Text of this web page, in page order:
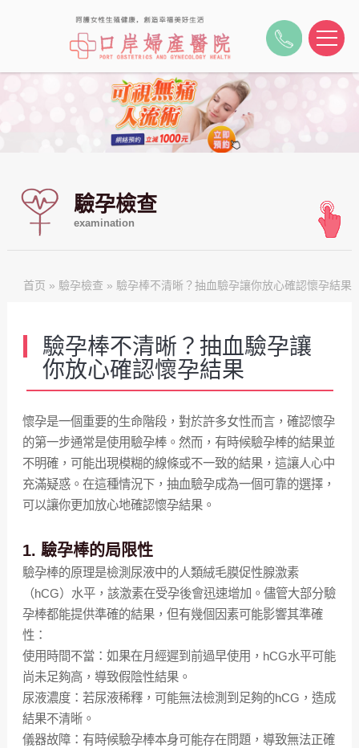
驗孕檢查
examination
首页 » 驗孕檢查 » 驗孕棒不清晰？抽血驗孕讓你放心確認懷孕結果
驗孕棒不清晰？抽血驗孕讓
你放心確認懷孕結果
懷孕是一個重要的生命階段，對於許多女性而言，確認懷孕
的第一步通常是使用驗孕棒。然而，有時候驗孕棒的結果並
不明確，可能出現模糊的線條或不一致的結果，這讓人心中
充滿疑惑。在這種情況下，抽血驗孕成為一個可靠的選擇，
可以讓你更加放心地確認懷孕結果。
1. 驗孕棒的局限性
驗孕棒的原理是檢測尿液中的人類絨毛膜促性腺激素
（hCG）水平，該激素在受孕後會迅速增加。儘管大部分驗
孕棒都能提供準確的結果，但有幾個因素可能影響其準確
性：
使用時間不當：如果在月經遲到前過早使用，hCG水平可能
尚未足夠高，導致假陰性結果。
尿液濃度：若尿液稀釋，可能無法檢測到足夠的hCG，造成
結果不清晰。
儀器故障：有時候驗孕棒本身可能存在問題，導致無法正確